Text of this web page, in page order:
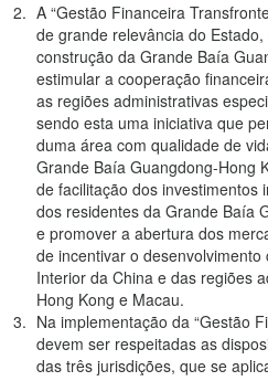
A “Gestão Financeira
de grande relevância do
construção da Grande Baía
estimular a cooperação
as regiões administrativas
sendo esta uma iniciativa que
duma área com qualidade de
Grande Baía Guangdong-Hong
de facilitação dos investimentos
dos residentes da Grande Baía
e promover a abertura dos
de incentivar o
Interior da China e das regiões
Hong Kong e Macau.
Na implementação da “Gestão
devem ser respeitadas as
das três jurisdições, que se